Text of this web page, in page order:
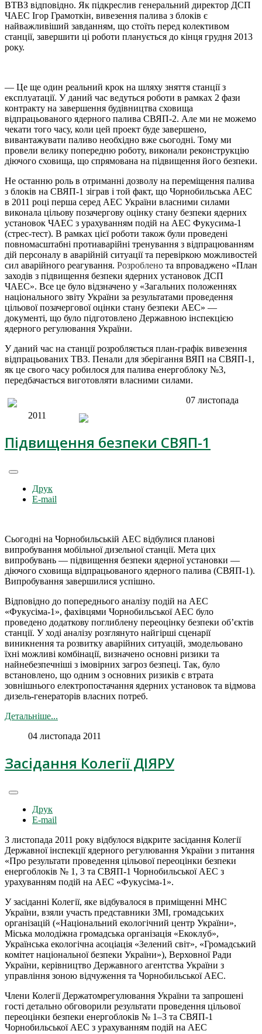
ВТВЗ відповідно. Як підкреслив генеральний директор ДСП
ЧАЕС Ігор Грамоткін, вивезення палива з блоків є
найважливіший завданням, що стоїть перед колективом
станції, завершити ці роботи планується до кінця грудня 2013
року.
— Це ще один реальний крок на шляху зняття станції з
експлуатації. У даний час ведуться роботи в рамках 2 фази
контракту на завершення будівництва сховища
відпрацьованого ядерного палива СВЯП-2. Але ми не можемо
чекати того часу, коли цей проект буде завершено,
вивантажувати паливо необхідно вже сьогодні. Тому ми
провели велику попередню роботу, виконали реконструкцію
діючого сховища, що спрямована на підвищення його безпеки.
Не останню роль в отриманні дозволу на переміщення палива
з блоків на СВЯП-1 зіграв і той факт, що Чорнобильська АЕС
в 2011 році перша серед АЕС України власними силами
виконала цільову позачергову оцінку стану безпеки ядерних
установок ЧАЕС з урахуванням подій на АЕС Фукусима-1
(стрес-тест). В рамках цієї роботи також були проведені
повномасштабні протиаварійні тренування з відпрацюванням
дій персоналу в аварійній ситуації та перевіркою можливостей
сил аварійного реагування. Розроблено та впроваджено «План
заходів з підвищення безпеки ядерних установок ДСП
ЧАЕС». Все це було відзначено у «Загальних положеннях
національного звіту України за результатами проведення
цільової позачергової оцінки стану безпеки АЕС» —
документі, що було підготовлено Державною інспекцією
ядерного регулювання України.
У даний час на станції розробляється план-графік вивезення
відпрацьованих ТВЗ. Пенали для зберігання ВЯП на СВЯП-1,
як це свого часу робилося для палива енергоблоку №3,
передбачається виготовляти власними силами.
07 листопада
2011
Підвищення безпеки СВЯП-1
Друк
E-mail
Сьогодні на Чорнобильській АЕС відбулися планові
випробування мобільної дизельної станції. Мета цих
випробувань — підвищення безпеки ядерної установки —
діючого сховища відпрацьованого ядерного палива (СВЯП-1).
Випробування завершилися успішно.
Відповідно до попереднього аналізу подій на АЕС
«Фукусіма-1», фахівцями Чорнобильської АЕС було
проведено додаткову поглиблену переоцінку безпеки об’єктів
станції. У ході аналізу розглянуто найгірші сценарії
виникнення та розвитку аварійних ситуацій, змодельовано
їхні можливі комбінації, визначено основні ризики та
найнебезпечніші з імовірних загроз безпеці. Так, було
встановлено, що одним з основних ризиків є втрата
зовнішнього електропостачання ядерних установок та відмова
дизель-генераторів власних потреб.
Детальніше...
04 листопада 2011
Засідання Колегії ДІЯРУ
Друк
E-mail
3 листопада 2011 року відбулося відкрите засідання Колегії
Державної інспекції ядерного регулювання України з питання
«Про результати проведення цільової переоцінки безпеки
енергоблоків № 1, 3 та СВЯП-1 Чорнобильської АЕС з
урахуванням подій на АЕС «Фукусіма-1».
У засіданні Колегії, яке відбувалося в приміщенні МНС
України, взяли участь представники ЗМІ, громадських
організацій («Національний екологічний центр України»,
Міська молодіжна громадська організація «Екоклуб»,
Українська екологічна асоціація «Зелений світ», «Громадський
комітет національної безпеки України»), Верховної Ради
України, керівництво Державного агентства України з
управління зоною відчуження та Чорнобильської АЕС.
Члени Колегії Держатомрегулювання України та запрошені
гості детально обговорили результати проведення цільової
переоцінки безпеки енергоблоків № 1–3 та СВЯП-1
Чорнобильської АЕС з урахуванням подій на АЕС